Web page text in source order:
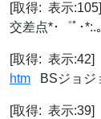
[取得: 表示
交差点*･゜ﾟ･*:.
[取得: 表示:42]
htm BSジョジ
[取得: 表示:39]